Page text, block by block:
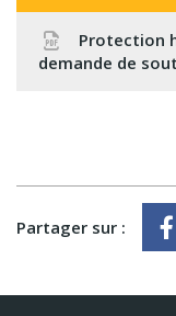
Protection
demande de
Partager sur :